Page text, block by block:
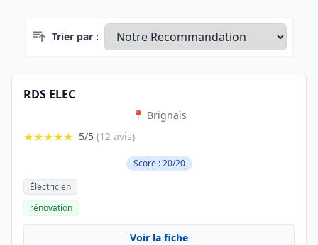
Trier par :
RDS ELEC
📍 Brignais
★★★★★ 5/5 (12 avis)
Score : 20/20
Électricien
rénovation
Voir la fiche